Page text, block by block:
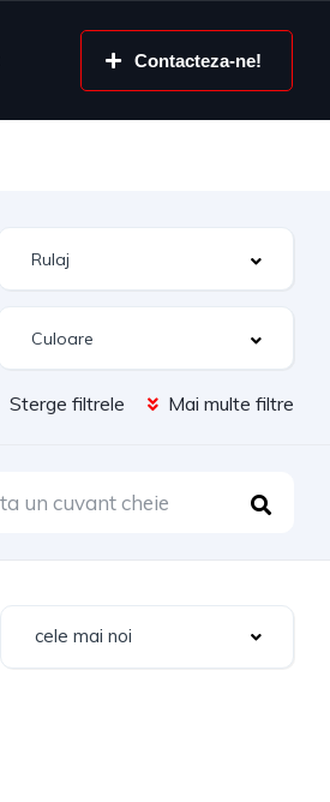
Contacteza-ne!
Sterge filtrele Mai multe filtre
cele mai noi